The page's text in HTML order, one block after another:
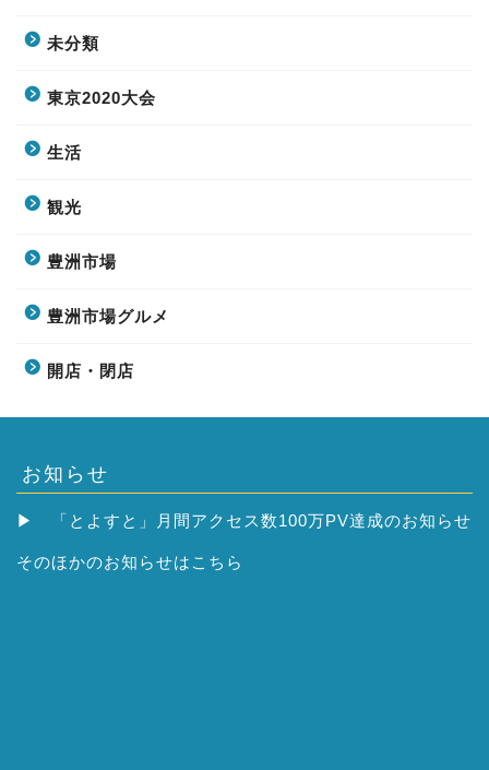
未分類
東京2020大会
生活
観光
豊洲市場
豊洲市場グルメ
開店・閉店
お知らせ
▶ 「とよすと」月間アクセス数100万PV達成のお知らせ
そのほかのお知らせはこちら